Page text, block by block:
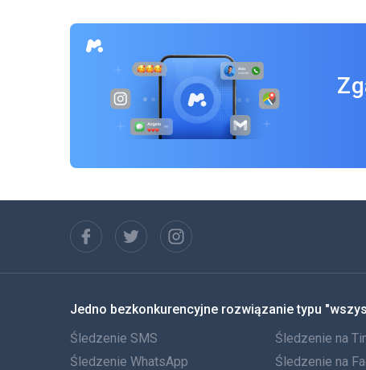
Jedno bezkonkurencyjne rozwiązanie typu
Śledzenie SMS
Śledzenie WhatsApp
Śledzenie na
Śledzenie na